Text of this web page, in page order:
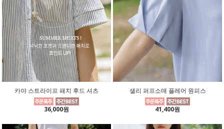
카야 스트라이프 패치 후드 셔츠
36,000원
샐리 퍼프소매 플레어 원피스
41,400원